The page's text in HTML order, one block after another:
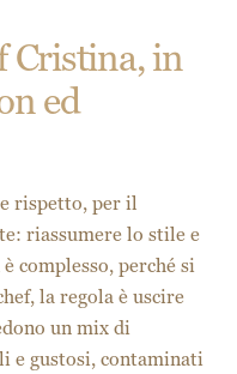
Cristina, in
ed
rispetto, per il
riassumere lo stile e
complesso, perché si
la regola è uscire
un mix di
e gustosi, contaminati